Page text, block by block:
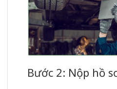
Bước 2: Nộp hồ